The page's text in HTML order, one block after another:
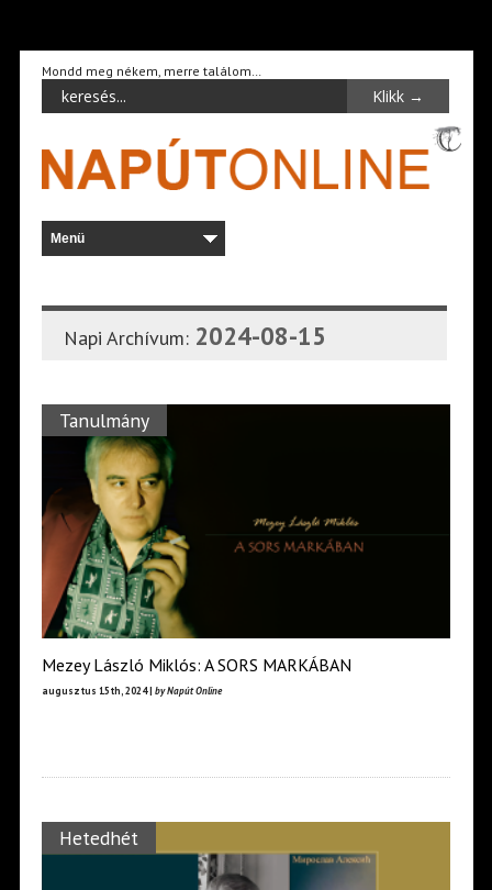
Mondd meg nékem, merre találom…
Napi Archívum: 2024-08-15
Tanulmány
Mezey László Miklós: A SORS MARKÁBAN
augusztus 15th, 2024 | by Napút Online
Hetedhét